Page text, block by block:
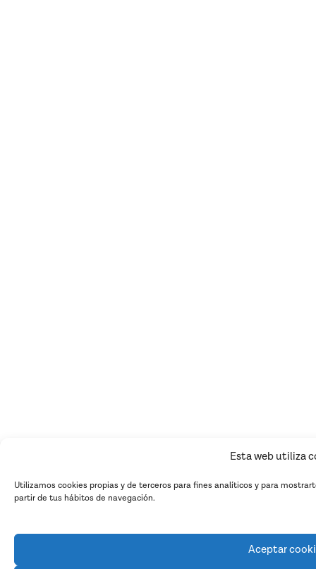
Esta web utiliza
Utilizamos cookies propias y de terceros para fines analíticos y para
partir de tus hábitos de navegación.
Aceptar